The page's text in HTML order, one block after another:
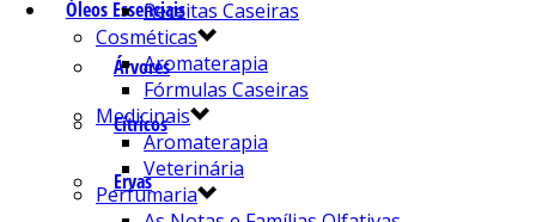
Óleos Essenciais
Árvores
Cítricos
Ervas
Receitas Caseiras
Cosméticas
Aromaterapia
Fórmulas Caseiras
Medicinais
Aromaterapia
Veterinária
Perfumaria